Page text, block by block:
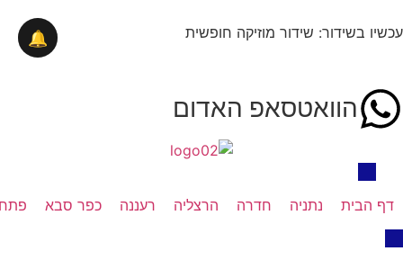
עכשיו בשידור: שידור מוזיקה חופשית
הוואטסאפ האדום
דף הבית נתניה חדרה הרצליה רעננה כפר סבא
🔔